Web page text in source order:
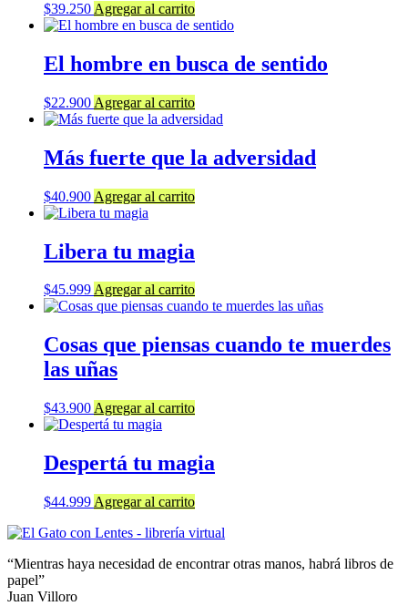
$39.250 Agregar al carrito
El hombre en busca de sentido
$22.900 Agregar al carrito
Más fuerte que la adversidad
$40.900 Agregar al carrito
Libera tu magia
$45.999Agregar al carrito
Cosas que piensas cuando te muerdes
las uñas
$43.900 Agregar al carrito
Despertá tu magia
$44.999 Agregar al carrito
“Mientras haya necesidad de encontrar otras manos, habrá libros de
papel”
Juan Villoro